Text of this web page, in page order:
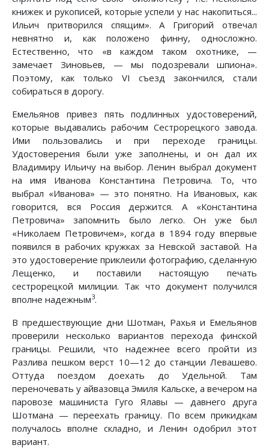
книжек и рукописей, которые успели у нас накопиться...
Ильич притворился спящим». А Григорий отвечал
невнятно и, как положено финну, односложно.
Естественно, что «в каждом таком охотнике, —
замечает Зиновьев, — мы подозревали шпиона».
Поэтому, как только VI съезд закончился, стали
собираться в дорогу.
Емельянов привез пять подлинных удостоверений,
которые выдавались рабочим Сестрорецкого завода.
Ими пользовались и при переходе границы.
Удостоверения были уже заполнены, и он дал их
Владимиру Ильичу на выбор. Ленин выбрал документ
на имя Иванова Константина Петровича. То, что
выбрал «Иванова» — это понятно. На Ивановых, как
говорится, вся Россия держится. А «Константина
Петровича» запомнить было легко. Он уже был
«Николаем Петровичем», когда в 1894 году впервые
появился в рабочих кружках за Невской заставой. На
это удостоверение приклеили фотографию, сделанную
Лещенко, и поставили настоящую печать
сестрорецкой милиции. Так что документ получился
вполне надежным3.
В предшествующие дни Шотман, Рахья и Емельянов
проверили несколько вариантов перехода финской
границы. Решили, что надежнее всего пройти из
Разлива пешком верст 10—12 до станции Левашево.
Оттуда поездом доехать до Удельной. Там
переночевать у айвазовца Эмиля Кальске, а вечером на
паровозе машиниста Гуго Ялавы — давнего друга
Шотмана — переехать границу. По всем прикидкам
получалось вполне складно, и Ленин одобрил этот
вариант.